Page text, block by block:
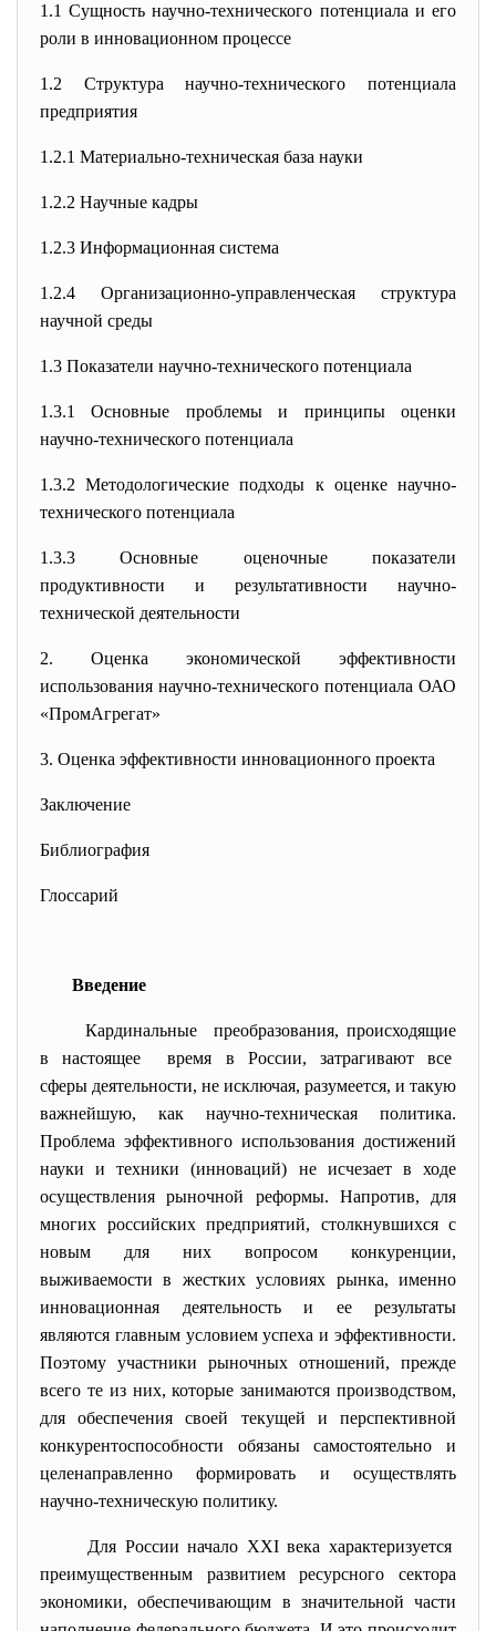
1.1 Сущность научно-технического потенциала и его
роли в инновационном процессе
1.2
Структура научно-технического потенциала
предприятия
1.2.1 Материально-техническая база науки
1.2.2 Научные кадры
1.2.3 Информационная система
1.2.4
Организационно-управленческая структура
научной среды
1.3 Показатели научно-технического потенциала
1.3.1
Основные проблемы и принципы оценки
научно-технического потенциала
1.3.2
Методологические подходы к оценке научно-
технического потенциала
1.3.3
Основные оценочные показатели
продуктивности и результативности научно-
технической деятельности
2.
Оценка экономической эффективности
использования научно-технического потенциала ОАО
«ПромАгрегат»
3. Оценка эффективности инновационного проекта
Заключение
Библиография
Глоссарий
Введение
Кардинальные преобразования, происходящие
в настоящее время в России, затрагивают все
сферы деятельности, не исключая, разумеется, и такую
важнейшую, как научно-техническая политика.
Проблема эффективного использования достижений
науки и техники (инноваций) не исчезает в ходе
осуществления рыночной реформы. Напротив, для
многих российских предприятий, столкнувшихся с
новым для них вопросом конкуренции,
выживаемости в жестких условиях рынка, именно
инновационная деятельность и ее результаты
являются главным условием успеха и эффективности.
Поэтому участники рыночных отношений, прежде
всего те из них, которые занимаются производством,
для обеспечения своей текущей и перспективной
конкурентоспособности обязаны самостоятельно и
целенаправленно формировать и осуществлять
научно-техническую политику.
Для России начало ХХI века характеризуется
преимущественным развитием ресурсного сектора
экономики, обеспечивающим в значительной части